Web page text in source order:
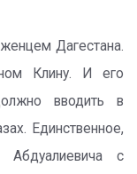
Дагестана.
Клину. И его
вводить в
Единственное,
с